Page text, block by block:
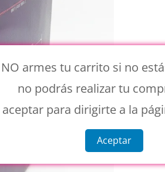
NO armes tu carrito si no
no podrás realizar tu
aceptar para dirigirte a la
Aceptar